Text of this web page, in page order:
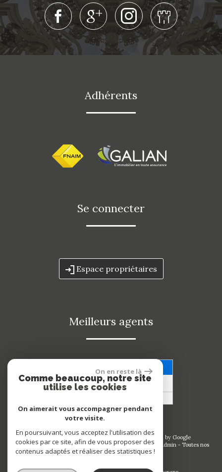
adhérents
se connecter
Espace propriétaires
meilleurs agents
53 avis
© 2026 | Tous droits réservés | Traduction powered by Google
Plan du site-Mentions légales- Nos honoraires- Liens Admin - Toutes nos
annonces
On en reste là
Comme beaucoup, notre site
utilise les cookies
On aimerait vous accompagner pendant
votre visite.
En poursuivant, vous acceptez l'utilisation des
cookies par ce site, afin de vous proposer des
contenus adaptés et réaliser des statistiques !